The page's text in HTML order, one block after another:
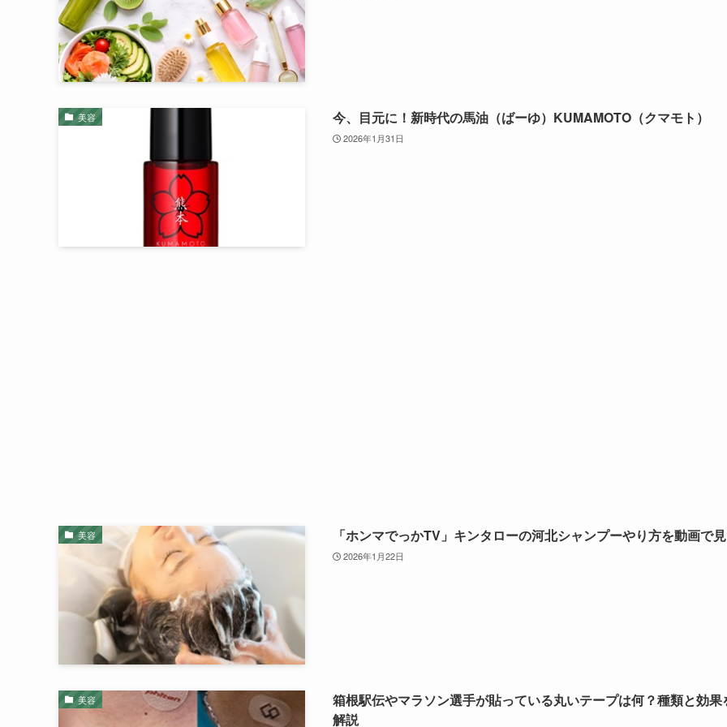
美容 今、目元に！新時代の馬油（ばーゆ）KUMAMOTO（クマモト）
2026年1月31日
美容 「ホンマでっかTV」キンタローの河北シャンプーやり方を動画で
2026年1月22日
美容
箱根駅伝やマラソン選手が貼っている丸いテープは何？種類と効果
解説